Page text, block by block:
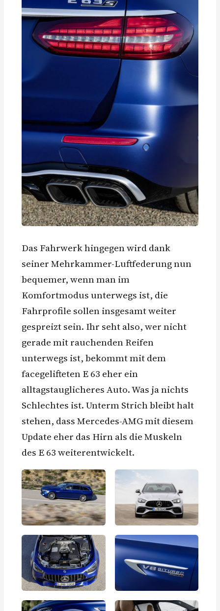
Das Fahrwerk hingegen wird dank
seiner Mehrkammer-Luftfederung nun
bequemer, wenn man im
Komfortmodus unterwegs ist, die
Fahrprofile sollen insgesamt weiter
gespreizt sein. Ihr seht also, wer nicht
gerade mit rauchenden Reifen
unterwegs ist, bekommt mit dem
facegelifteten E 63 eher ein
alltagstauglicheres Auto. Was ja nichts
Schlechtes ist. Unterm Strich bleibt halt
stehen, dass Mercedes-AMG mit diesem
Update eher das Hirn als die Muskeln
des E 63 weiterentwickelt.